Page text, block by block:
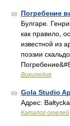
68 Погребение
Булгаре.
как правило,
известной из
поэзии
Википедия
69 Gola Studio
Адрес:
Каталог отелей